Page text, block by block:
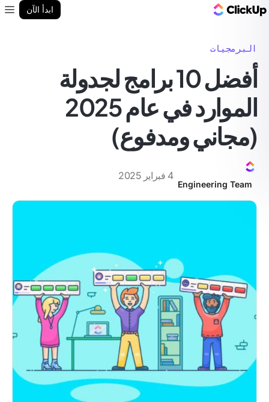
ابدأ الآن
البرمجيات
أفضل 10 برامج لجدولة
الموارد في عام 2025
(مجاني ومدفوع)
Engineering Team
4 فبراير 2025